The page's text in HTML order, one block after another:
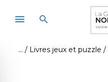
Livres jeux et puzzle